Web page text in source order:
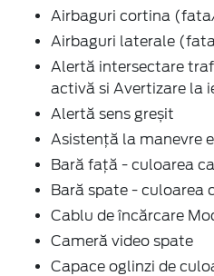
Airbaguri cortina
Airbaguri laterale
Alertă intersectare
activă si Avertizare la
Alertă sens greșit
Asistență la manevre
Bară față - culoarea
Bară spate - culoarea
Cablu de încărcare
Cameră video spate
Capace oglinzi de